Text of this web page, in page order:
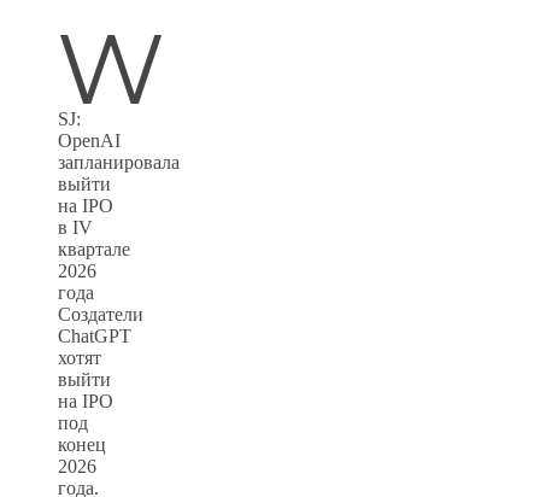
W
SJ:
OpenAI
запланировала
выйти
на IPO
в IV
квартале
2026
года
Создатели
ChatGPT
хотят
выйти
на IPO
под
конец
2026
года.